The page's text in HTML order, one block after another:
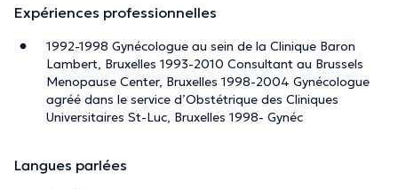
Expériences professionnelles
1992-1998 Gynécologue au sein de la Clinique Baron
Lambert, Bruxelles 1993-2010 Consultant au Brussels
Menopause Center, Bruxelles 1998-2004 Gynécologue
agréé dans le service d’Obstétrique des Cliniques
Universitaires St-Luc, Bruxelles 1998- Gynéc
Langues parlées